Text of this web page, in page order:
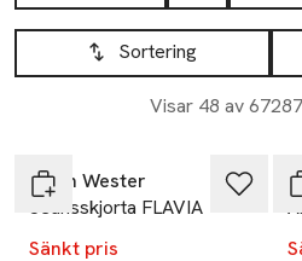
Hoppa till produktsidan
Sortering
Visar 48 av
Lista över produkter
Carin Wester
Jeansskjorta FLAVIA
Sänkt pris